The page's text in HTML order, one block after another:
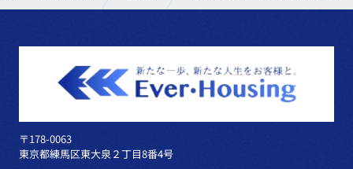
〒178-0063
東京都練馬区東大泉２丁目8番4号